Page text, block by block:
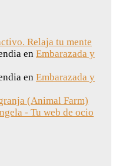
Relaja tu mente
en Embarazada y
en Embarazada y
(Animal Farm)
- Tu web de ocio